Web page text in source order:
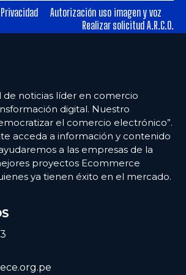
Autorización uso imagen y voz
Realizar solicitud A.R.C.O.
de noticias líder en comercio
digital. Nuestro
el comercio electrónico”.
acceda a información y contenido
a las empresas de la
proyectos Ecommerce
ya tienen éxito en el mercado.